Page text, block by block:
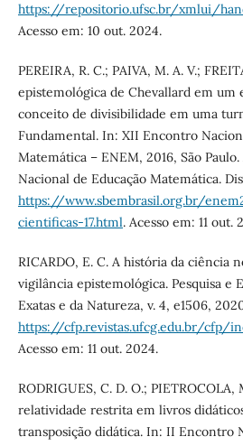
https://repositorio.ufsc.br/xmlui/
Acesso em: 10 out. 2024.
PEREIRA, R. C.; PAIVA, M. A. V.;
epistemológica de Chevallard em um
conceito de divisibilidade em uma
Fundamental. In: XII Encontro
Matemática – ENEM, 2016, São
Nacional de Educação Matemática.
https://www.sbembrasil.org.br/
cientificas-17.html. Acesso em: 11 out.
RICARDO, E. C. A história da ciência
vigilância epistemológica. Pesquisa e
Exatas e da Natureza, v. 4, e1506,
https://cfp.revistas.ufcg.edu.br/cfp/
Acesso em: 11 out. 2024.
RODRIGUES, C. D. O.; PIETROCOLA,
relatividade restrita em livros
transposição didática. In: II Encontro